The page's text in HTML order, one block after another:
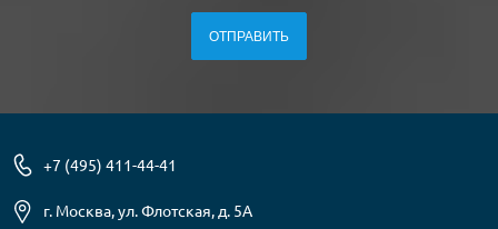
+7 (495) 411-44-41
г. Москва, ул. Флотская, д. 5А